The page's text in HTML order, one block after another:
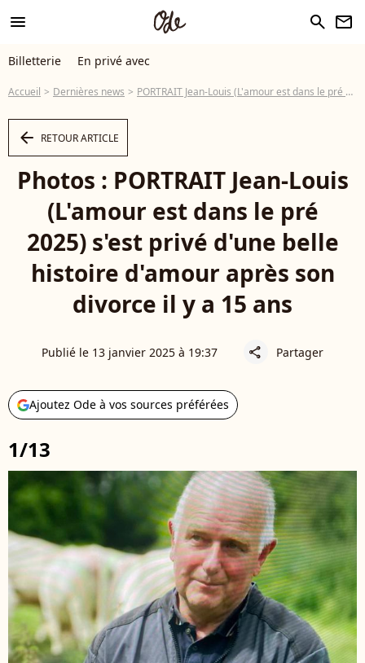
menu search newsletter
Billetterie En privé avec
Accueil Dernières news PORTRAIT Jean-Louis (L'amour est dans le pré 2025) s'est privé d'une belle histoire d'amour après son divorce il y a 15 ans
arrow_left RETOUR ARTICLE
Photos : PORTRAIT Jean-Louis
(L'amour est dans le pré
2025) s'est privé d'une belle
histoire d'amour après son
divorce il y a 15 ans
Publié le 13 janvier 2025 à 19:37 share Partager
Ajoutez Ode à vos sources préférées
1/13